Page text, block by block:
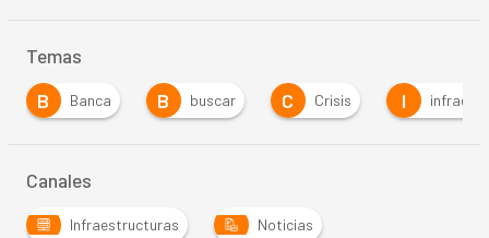
Temas
B
Banca B buscar C Crisis I
Canales
Infraestructuras Noticias